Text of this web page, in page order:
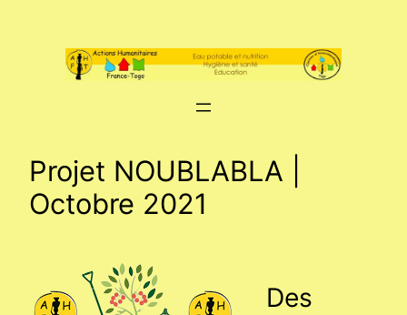
Projet NOUBLABLA |
Octobre 2021
Des